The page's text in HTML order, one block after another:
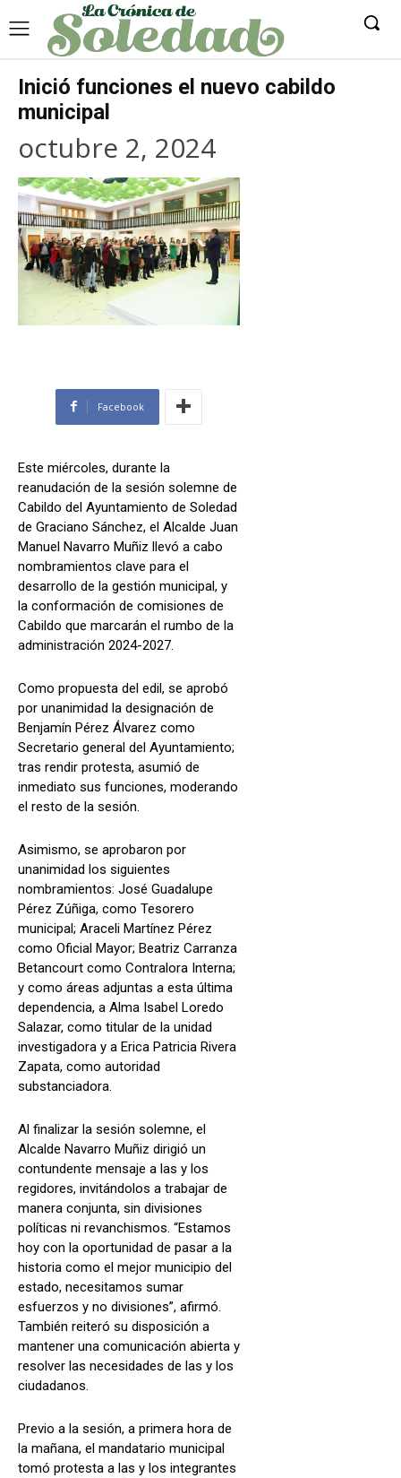
Inició funciones el nuevo cabildo
municipal
octubre 2, 2024
Facebook
Este miércoles, durante la
reanudación de la sesión solemne de
Cabildo del Ayuntamiento de Soledad
de Graciano Sánchez, el Alcalde Juan
Manuel Navarro Muñiz llevó a cabo
nombramientos clave para el
desarrollo de la gestión municipal, y
la conformación de comisiones de
Cabildo que marcarán el rumbo de la
administración 2024-2027.
Como propuesta del edil, se aprobó
por unanimidad la designación de
Benjamín Pérez Álvarez como
Secretario general del Ayuntamiento;
tras rendir protesta, asumió de
inmediato sus funciones, moderando
el resto de la sesión.
Asimismo, se aprobaron por
unanimidad los siguientes
nombramientos: José Guadalupe
Pérez Zúñiga, como Tesorero
municipal; Araceli Martínez Pérez
como Oficial Mayor; Beatriz Carranza
Betancourt como Contralora Interna;
y como áreas adjuntas a esta última
dependencia, a Alma Isabel Loredo
Salazar, como titular de la unidad
investigadora y a Erica Patricia Rivera
Zapata, como autoridad
substanciadora.
Al finalizar la sesión solemne, el
Alcalde Navarro Muñiz dirigió un
contundente mensaje a las y los
regidores, invitándolos a trabajar de
manera conjunta, sin divisiones
políticas ni revanchismos. “Estamos
hoy con la oportunidad de pasar a la
historia como el mejor municipio del
estado, necesitamos sumar
esfuerzos y no divisiones”, afirmó.
También reiteró su disposición a
mantener una comunicación abierta y
resolver las necesidades de las y los
ciudadanos.
Previo a la sesión, a primera hora de
la mañana, el mandatario municipal
tomó protesta a las y los integrantes